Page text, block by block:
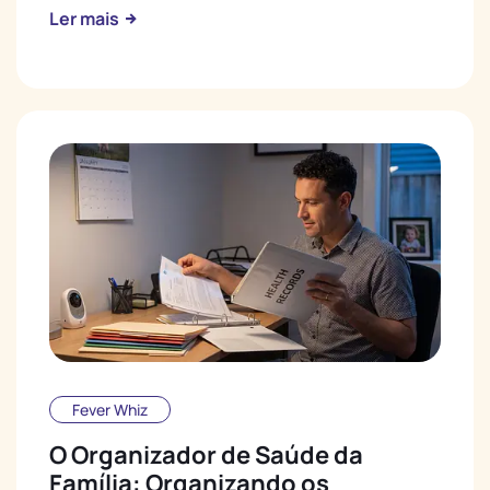
Ler mais
Fever Whiz
O Organizador de Saúde da